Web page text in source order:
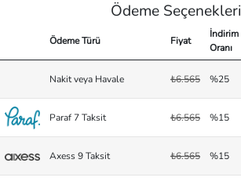
Ödeme Seçenekleri
Ödeme Türü Fiyat
İndirim
Oranı
Nakit veya Havale ₺6.565 %25
Paraf 7 Taksit ₺6.565 %15
Axess 9 Taksit ₺6.565 %15